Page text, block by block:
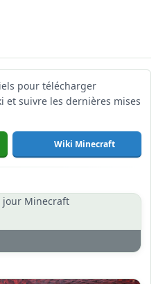
pour télécharger
et suivre les dernières mises
Wiki Minecraft